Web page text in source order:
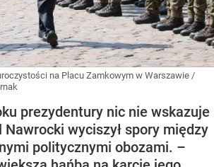
na Placu Zamkowym w Warszawie /
prezydentury nic nie wskazuje
Nawrocki wyciszył spory między
politycznymi obozami. –